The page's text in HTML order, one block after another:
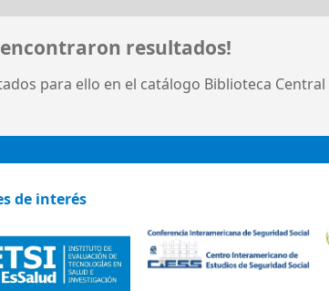
encontraron resultados!
para ello en el catálogo Biblioteca Central
de interés